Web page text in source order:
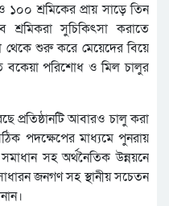
শ্রমিকের প্রায় সাড়ে তিন
শ্রমিকরা সুচিকিৎসা করাতে
থেকে শুরু করে মেয়েদের বিয়ে
বকেয়া পরিশোধ ও মিল চালুর
প্রতিষ্ঠানটি আবারও চালু করা
পদক্ষেপের মাধ্যমে পুনরায়
সহ অর্থনৈতিক উন্নয়নে
জনগণ সহ স্থানীয় সচেতন